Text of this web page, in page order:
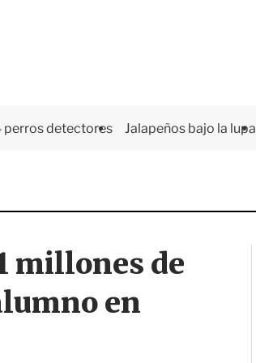
perros detectores Jalapeños bajo la lupa
millones de
en